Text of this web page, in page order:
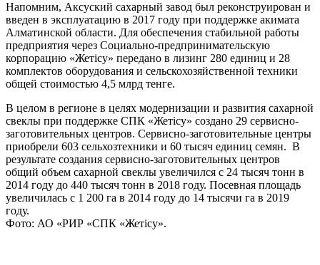
Напомним, Аксуский сахарный завод был реконструирован и
введен в эксплуатацию в 2017 году при поддержке акимата
Алматинской области. Для обеспечения стабильной работы
предприятия через Социально-предпринимательскую
корпорацию «Жетісу» передано в лизинг 280 единиц и 28
комплектов оборудования и сельскохозяйственной техники
общей стоимостью 4,5 млрд тенге.
В целом в регионе в целях модернизации и развития сахарной
свеклы при поддержке СПК «Жетісу» создано 29 сервисно-
заготовительных центров. Сервисно-заготовительные центры
приобрели 603 сельхозтехники и 60 тысяч единиц семян. В
результате создания сервисно-заготовительных центров
общий объем сахарной свеклы увеличился с 24 тысяч тонн в
2014 году до 440 тысяч тонн в 2018 году. Посевная площадь
увеличилась с 1 200 га в 2014 году до 14 тысячи га в 2019
году.
Фото: АО «РИР «СПК «Жетісу».